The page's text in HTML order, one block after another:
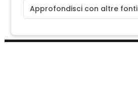
Approfondisci con altre fonti